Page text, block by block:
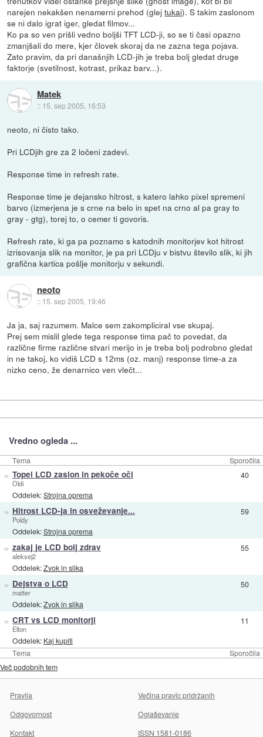
narejen nekakšen nenamerni prehod (glejtukaj). S takim zaslonom
se ni dalo igrat iger, gledat filmov...
Ko pa so ven prišli vedno boljši TFT LCD-ji, so se ti časi opazno
zmanjšali do mere, kjer človek skoraj da ne zazna tega pojava.
Zato pravim, da pri današnjih LCD-jih je treba bolj gledat druge
faktorje (svetilnost, kotrast, prikaz barv...).
Matek
:: 15. sep 2005, 16:53
neoto, ni čisto tako.
Pri LCDjih gre za 2 ločeni zadevi.
Response time in refresh rate.
Response time je dejansko hitrost, s katero lahko pixel spremeni
barvo (izmerjena je s crne na belo in spet na crno al pa gray to
gray - gtg), torej to, o cemer ti govoris.
Refresh rate, ki ga pa poznamo s katodnih monitorjev kot hitrost
izrisovanja slik na monitor, je pa pri LCDju v bistvu število slik, ki jih
grafična kartica pošlje monitorju v sekundi.
neoto
:: 15. sep 2005, 19:46
Ja ja, saj razumem. Malce sem zakompliciral vse skupaj.
Prej sem mislil glede tega response tima pač to povedat, da
različne firme različne stvari merijo in je treba bolj podrobno gledat
in ne takoj, ko vidiš LCD s 12ms (oz. manj) response time-a za
nizko ceno, že denarnico ven vlečt...
Vredno ogleda ...
Tema Sporočila
Tema Sporočila
» Topel LCD zaslon in pekoče oči
Oldi
Oddelek:Strojna oprema
40
» Hitrost LCD-ja in osveževanje...
Poldy
Oddelek:Strojna oprema
59
» zakaj je LCD bolj zdrav
aleksej2
Oddelek:Zvok in slika
55
» Dejstva o LCD
matter
Oddelek:Zvok in slika
50
» CRT vs LCD monitorji
Elton
Oddelek: Kaj kupiti
11
Več podobnih tem
Pravila
Večina pravic pridržanih
Odgovornost
Oglaševanje
Kontakt
ISSN 1581-0186